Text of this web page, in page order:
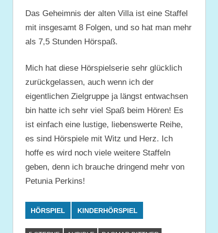
Das Geheimnis der alten Villa ist eine Staffel
mit insgesamt 8 Folgen, und so hat man mehr
als 7,5 Stunden Hörspaß.
Mich hat diese Hörspielserie sehr glücklich
zurückgelassen, auch wenn ich der
eigentlichen Zielgruppe ja längst entwachsen
bin hatte ich sehr viel Spaß beim Hören! Es
ist einfach eine lustige, liebenswerte Reihe,
es sind Hörspiele mit Witz und Herz. Ich
hoffe es wird noch viele weitere Staffeln
geben, denn ich brauche dringend mehr von
Petunia Perkins!
HÖRSPIEL KINDERHÖRSPIEL